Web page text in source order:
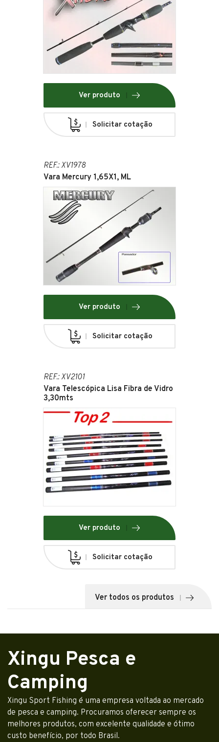
Ver produto
Solicitar cotação
REF.: XV1978
Vara Mercury 1,65X1, ML
Ver produto
Solicitar cotação
REF.: XV2101
Vara Telescópica Lisa Fibra de Vidro
3,30mts
Ver produto
Solicitar cotação
Ver todos os produtos
Xingu Pesca e
Camping
Xingu Sport Fishing é uma empresa voltada ao mercado
de pesca e camping. Procuramos oferecer sempre os
melhores produtos, com excelente qualidade e ótimo
custo benefício, por todo Brasil.